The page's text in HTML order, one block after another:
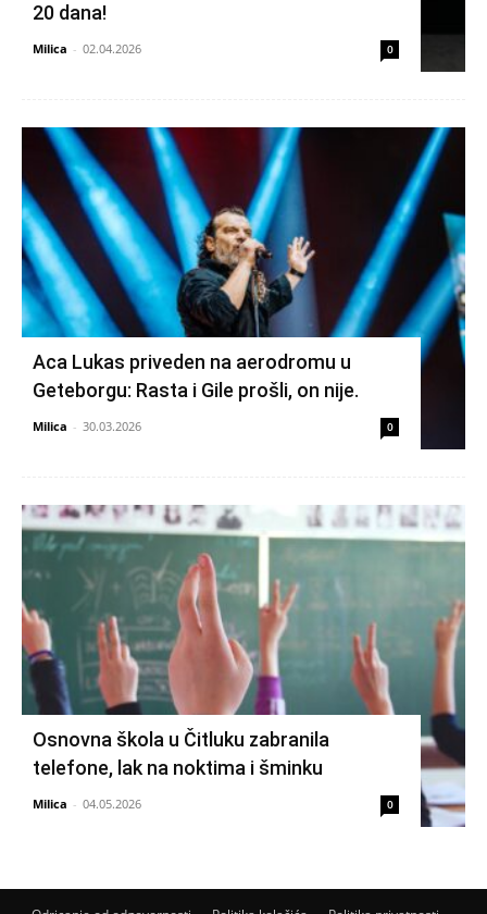
20 dana!
Milica - 02.04.2026 0
Aca Lukas priveden na aerodromu u
Geteborgu: Rasta i Gile prošli, on nije.
Milica - 30.03.2026 0
Osnovna škola u Čitluku zabranila
telefone, lak na noktima i šminku
Milica - 04.05.2026 0